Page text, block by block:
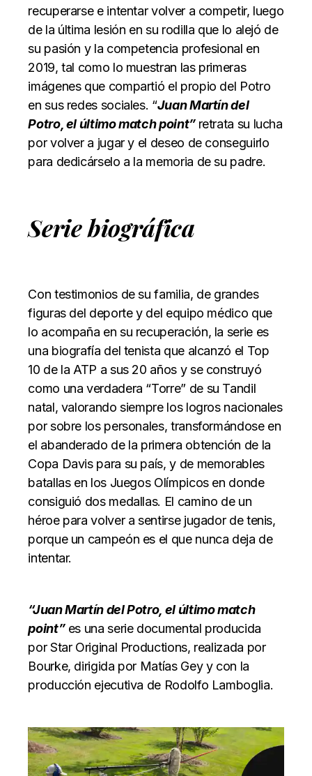
recuperarse e intentar volver a competir, luego
de la última lesión en su rodilla que lo alejó de
su pasión y la competencia profesional en
2019, tal como lo muestran las primeras
imágenes que compartió el propio del Potro
en sus redes sociales. “Juan Martín del
Potro, el último match point” retrata su lucha
por volver a jugar y el deseo de conseguirlo
para dedicárselo a la memoria de su padre.
Serie biográfica
Con testimonios de su familia, de grandes
figuras del deporte y del equipo médico que
lo acompaña en su recuperación, la serie es
una biografía del tenista que alcanzó el Top
10 de la ATP a sus 20 años y se construyó
como una verdadera “Torre” de su Tandil
natal, valorando siempre los logros nacionales
por sobre los personales, transformándose en
el abanderado de la primera obtención de la
Copa Davis para su país, y de memorables
batallas en los Juegos Olímpicos en donde
consiguió dos medallas. El camino de un
héroe para volver a sentirse jugador de tenis,
porque un campeón es el que nunca deja de
intentar.
“Juan Martín del Potro, el último match
point”es una serie documental producida
por Star Original Productions, realizada por
Bourke, dirigida por Matías Gey y con la
producción ejecutiva de Rodolfo Lamboglia.